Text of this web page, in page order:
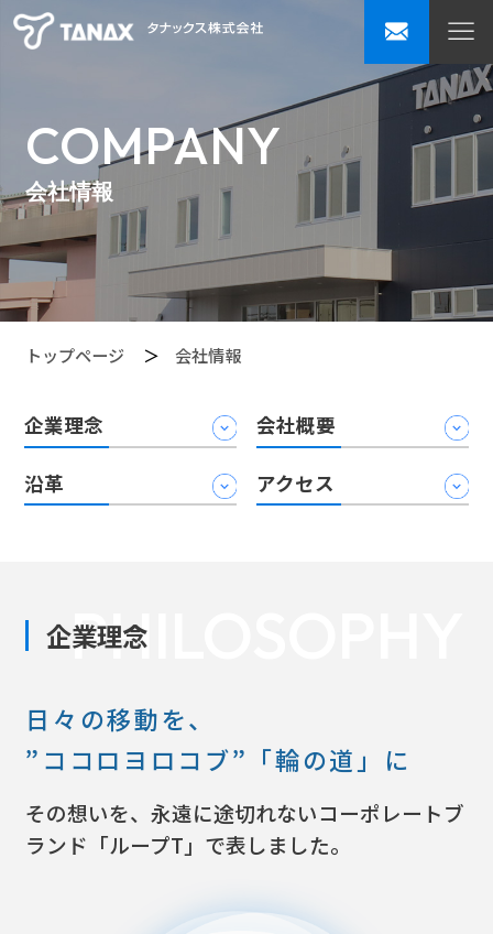
COMPANY
会社情報
トップページ 会社情報
企業理念 会社概要
沿革 アクセス
PHILOSOPHY
企業理念
日々の移動を、
”ココロヨロコブ”「輪の道」に
その想いを、永遠に途切れないコーポレートブ
ランド「ループT」で表しました。